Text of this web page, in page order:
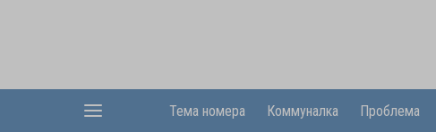
Тема номера Коммуналка Проблема